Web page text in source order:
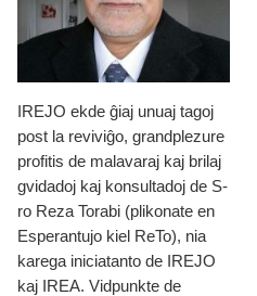
IREJO ekde ĝiaj unuaj tagoj
post la reviviĝo, grandplezure
profitis de malavaraj kaj brilaj
gvidadoj kaj konsultadoj de S-
ro Reza Torabi (plikonate en
Esperantujo kiel ReTo), nia
karega iniciatanto de IREJO
kaj IREA. Vidpunkte de